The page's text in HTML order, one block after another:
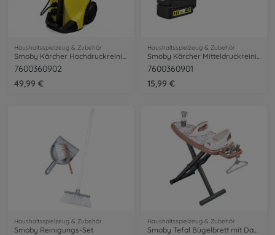
Haushaltsspielzeug & Zubehör
Smoby Kärcher Hochdruckreiniger K 4
7600360902
49,99 €
Haushaltsspielzeug & Zubehör
Smoby Kärcher Mitteldruckreiniger KHB6
7600360901
15,99 €
Haushaltsspielzeug & Zubehör
Smoby Reinigungs-Set
Haushaltsspielzeug & Zubehör